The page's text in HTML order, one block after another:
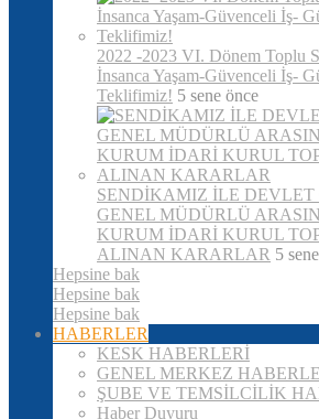
2022 -2023 VI. Dönem Toplu
İnsanca Yaşam-Güvenceli İş-
Teklifimiz! 5 sene önce
SENDİKAMIZ İLE DEVLET
GENEL MÜDÜRLÜ
KURUM İDARİ KURUL
ALINAN KARARLAR 5
Hepsine bak
Hepsine bak
Hepsine bak
HABERLER
KESK HABERLERİ
GENEL MERKEZ
ŞUBE VE TEMSİLCİLİK
Haber Duyuru